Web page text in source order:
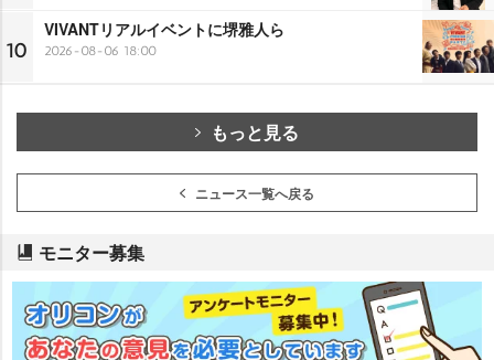
10
VIVANTリアルイベントに堺雅人ら
2026-08-06 18:00
もっと見る
ニュース一覧へ戻る
モニター募集